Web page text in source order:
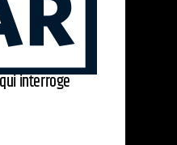
interroge